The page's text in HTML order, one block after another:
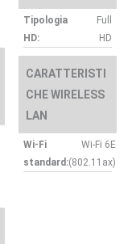
Tipologia
HD:
Full
HD
CARATTERISTI
CHE WIRELESS
LAN
Wi-Fi
standard:
Wi-Fi 6E
(802.11ax)